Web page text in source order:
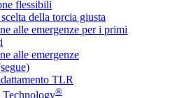
flessibili
della torcia giusta
alle emergenze per i primi
alle emergenze
TLR
®